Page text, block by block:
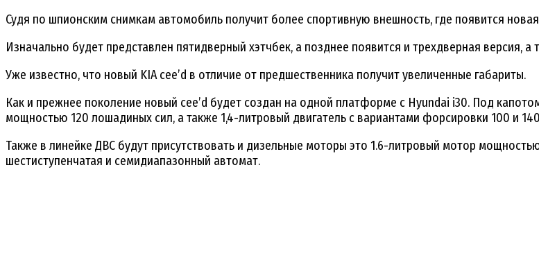
Судя по шпионским снимкам автомобиль получит более спортивную внешность, где появится
Изначально будет представлен пятидверный хэтчбек, а позднее появится и трехдверная версия, а
Уже известно, что новый KIA cee’d в отличие от предшественника получит увеличенные габариты.
Как и прежнее поколение новый cee’d будет создан на одной платформе с Hyundai i30. Под
мощностью 120 лошадиных сил, а также 1,4-литровый двигатель с вариантами форсировки 100 и
Также в линейке ДВС будут присутствовать и дизельные моторы это 1.6-литровый мотор мощностью
шестиступенчатая и семидиапазонный автомат.